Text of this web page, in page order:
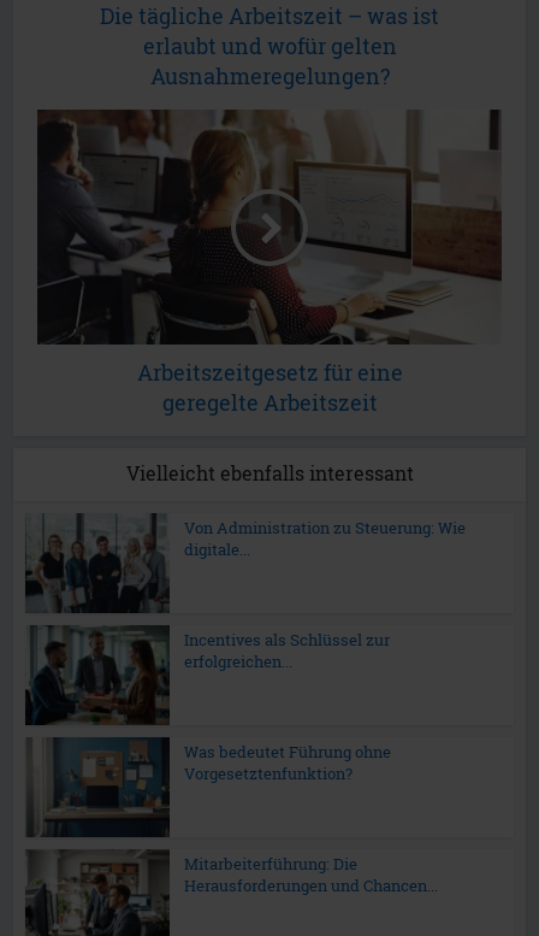
Die tägliche Arbeitszeit – was ist
erlaubt und wofür gelten
Ausnahmeregelungen?
Arbeitszeitgesetz für eine
geregelte Arbeitszeit
Vielleicht ebenfalls interessant
Von Administration zu Steuerung: Wie
digitale...
Incentives als Schlüssel zur
erfolgreichen...
Was bedeutet Führung ohne
Vorgesetztenfunktion?
Mitarbeiterführung: Die
Herausforderungen und Chancen...